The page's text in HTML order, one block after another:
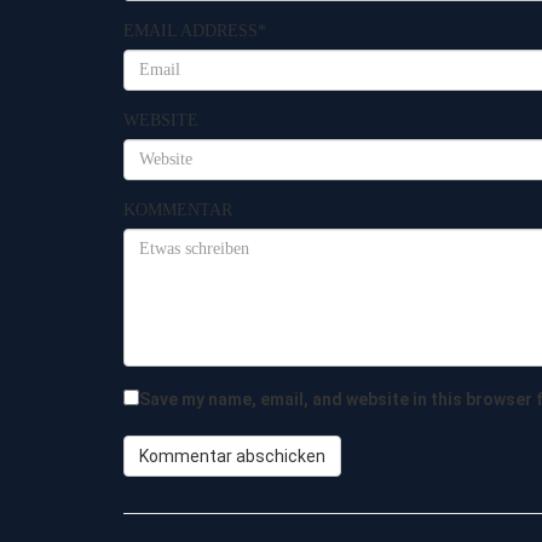
EMAIL ADDRESS*
WEBSITE
KOMMENTAR
Save my name, email, and website in this browser